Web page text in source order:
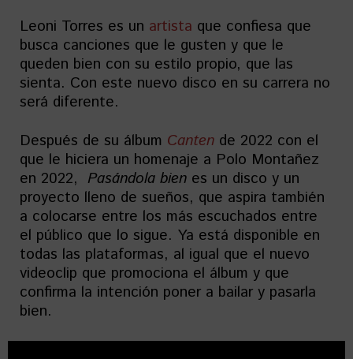
Leoni Torres es un artista que confiesa que
busca canciones que le gusten y que le
queden bien con su estilo propio, que las
sienta. Con este nuevo disco en su carrera no
será diferente.
Después de su álbum Canten de 2022 con el
que le hiciera un homenaje a Polo Montañez
en 2022, Pasándola bien es un disco y un
proyecto lleno de sueños, que aspira también
a colocarse entre los más escuchados entre
el público que lo sigue. Ya está disponible en
todas las plataformas, al igual que el nuevo
videoclip que promociona el álbum y que
confirma la intención poner a bailar y pasarla
bien.